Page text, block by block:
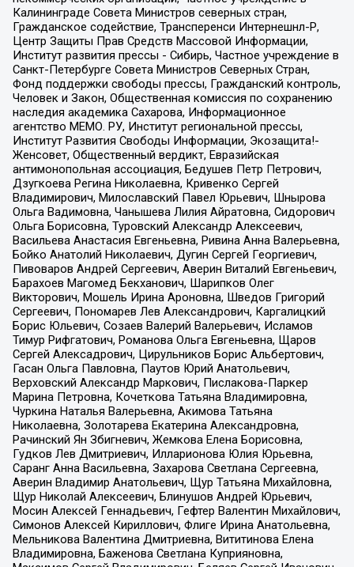
Калининграде Совета Министров северных стран,
Гражданское содействие, Трансперенси Интернешнл-Р,
Центр Защиты Прав Средств Массовой Информации,
Институт развития прессы - Сибирь, Частное учреждение в
Санкт-Петербурге Совета Министров Северных Стран,
Фонд поддержки свободы прессы, Гражданский контроль,
Человек и Закон, Общественная комиссия по сохранению
наследия академика Сахарова, Информационное
агентство МЕМО. РУ, Институт региональной прессы,
Институт Развития Свободы Информации, Экозащита!-
Женсовет, Общественный вердикт, Евразийская
антимонопольная ассоциация, Бедушев Петр Петрович,
Дзугкоева Регина Николаевна, Кривенко Сергей
Владимирович, Милославский Павел Юрьевич, Шнырова
Ольга Вадимовна, Чанышева Лилия Айратовна, Сидорович
Ольга Борисовна, Туровский Александр Алексеевич,
Васильева Анастасия Евгеньевна, Ривина Анна Валерьевна,
Бойко Анатолий Николаевич, Дугин Сергей Георгиевич,
Пивоваров Андрей Сергеевич, Аверин Виталий Евгеньевич,
Барахоев Магомед Бекханович, Шарипков Олег
Викторович, Мошель Ирина Ароновна, Шведов Григорий
Сергеевич, Пономарев Лев Александрович, Каргалицкий
Борис Юльевич, Созаев Валерий Валерьевич, Исламов
Тимур Рифгатович, Романова Ольга Евгеньевна, Щаров
Сергей Алексадрович, Цирульников Борис Альбертович,
Гасан Ольга Павловна, Паутов Юрий Анатольевич,
Верховский Александр Маркович, Пислакова-Паркер
Марина Петровна, Кочеткова Татьяна Владимировна,
Чуркина Наталья Валерьевна, Акимова Татьяна
Николаевна, Золотарева Екатерина Александровна,
Рачинский Ян Збигневич, Жемкова Елена Борисовна,
Гудков Лев Дмитриевич, Илларионова Юлия Юрьевна,
Саранг Анна Васильевна, Захарова Светлана Сергеевна,
Аверин Владимир Анатольевич, Щур Татьяна Михайловна,
Щур Николай Алексеевич, Блинушов Андрей Юрьевич,
Мосин Алексей Геннадьевич, Гефтер Валентин Михайлович,
Симонов Алексей Кириллович, Флиге Ирина Анатольевна,
Мельникова Валентина Дмитриевна, Вититинова Елена
Владимировна, Баженова Светлана Куприяновна,